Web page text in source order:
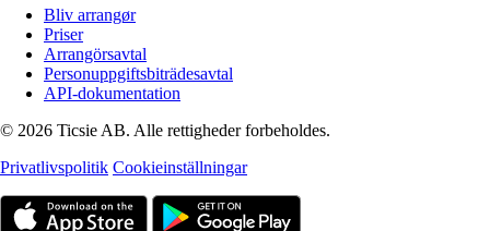
Bliv arrangør
Priser
Arrangörsavtal
Personuppgiftsbiträdesavtal
API-dokumentation
© 2026 Ticsie AB. Alle rettigheder forbeholdes.
Privatlivspolitik Cookieinställningar